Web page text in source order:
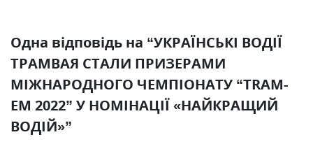
Одна відповідь на “УКРАЇНСЬКІ ВОДІЇ
ТРАМВАЯ СТАЛИ ПРИЗЕРАМИ
МІЖНАРОДНОГО ЧЕМПІОНАТУ “TRAM-
EM 2022” У НОМІНАЦІЇ «НАЙКРАЩИЙ
ВОДІЙ»”